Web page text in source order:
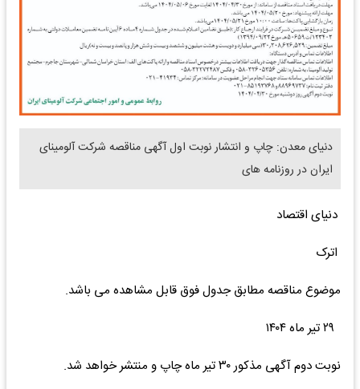
دنیای معدن: چاپ و انتشار نوبت اول آگهی مناقصه شرکت آلومینای
ایران در روزنامه های
دنیای اقتصاد
اترک
موضوع مناقصه مطابق جدول فوق قابل مشاهده می باشد.
نوبت دوم آگهی مذکور ۳۰ تیر ماه چاپ و منتشر خواهد شد.